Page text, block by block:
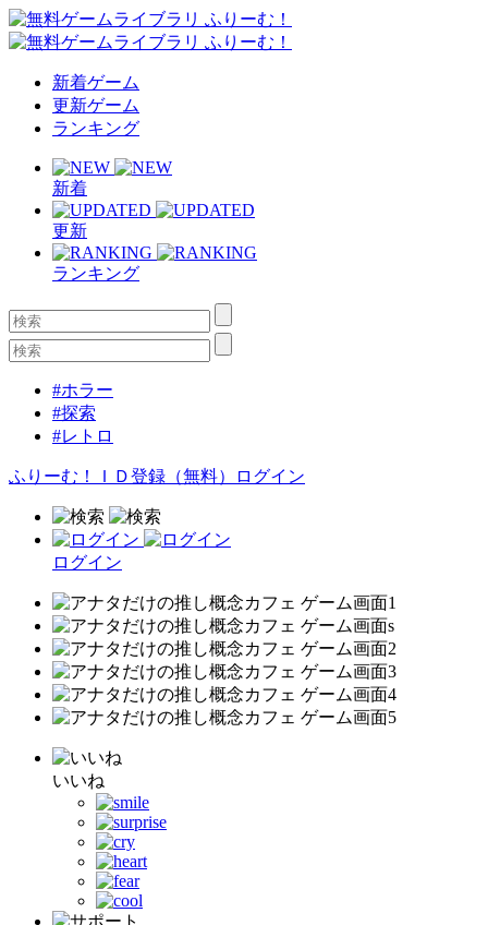
新着ゲーム
更新ゲーム
ランキング
新着
更新
ランキング
#ホラー
#探索
#レトロ
ふりーむ！ＩＤ登録（無料） ログイン
ログイン
いいね